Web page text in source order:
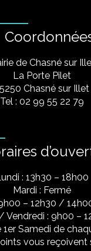
de Chasné sur
La Porte Pilet
Chasné sur Illet
Tel : 02 99 55 22 79
: 13h30 – 18h00
Mardi : Fermé
– 12h30 /
Vendredi : 9h00 –
1er Samedi de
vous reçoivent